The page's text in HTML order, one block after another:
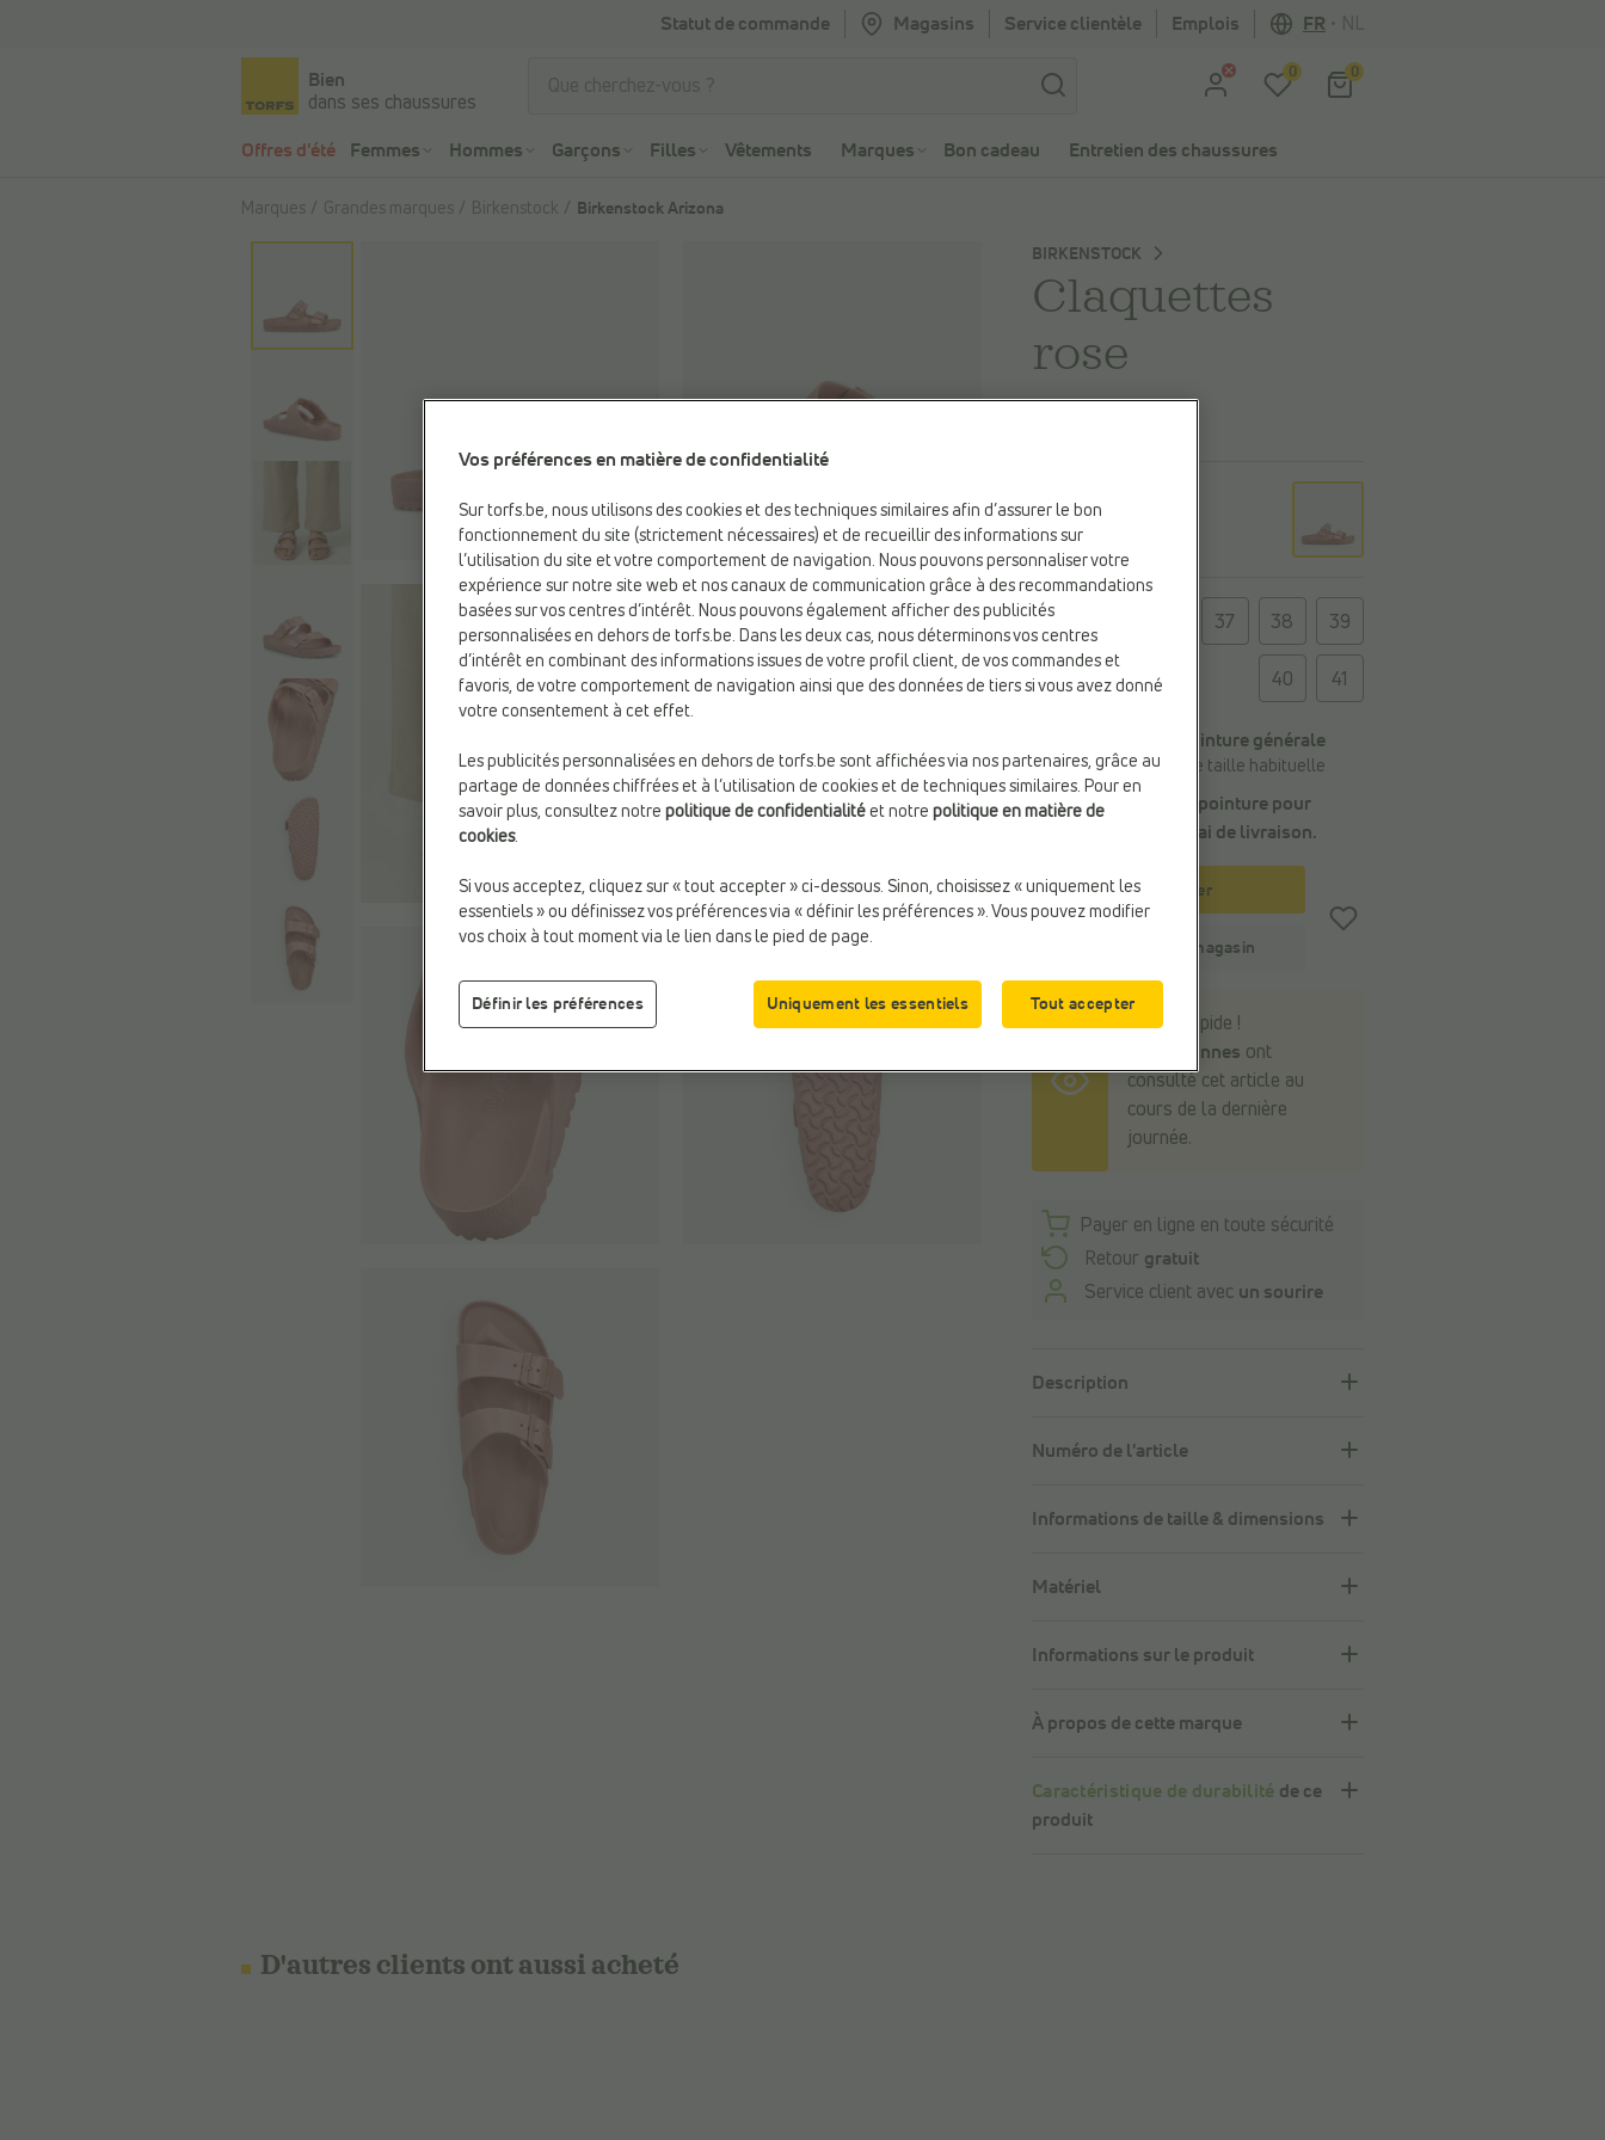
Statut de commande Magasins Service clientèle Emplois FR
Bien
dans ses chaussures
0 0
Offres d'été Femmes Hommes Garçons Filles Vêtements Marques Bon cadeau Entretien des chaussures
Marques Grandes marques Birkenstock Birkenstock Arizona
BIRKENSTOCK
Claquettes
rose
Taille
37 38 39
40 41
Conseil de la pointure générale
Commandez votre taille habituelle
Choisissez une pointure pour
le délai de livraison.
Panier
Stock du magasin
Soyez rapide !
22 personnes ont
consulté cet article au
cours de la dernière
journée.
Payer en ligne en toute sécurité
Retour gratuit
Service client avec un sourire
Description
Numéro de l'article
Informations de taille & dimensions
Matériel
Informations sur le produit
À propos de cette marque
Caractéristique de durabilité de ce
produit
D'autres clients ont aussi acheté
Vos préférences en matière de confidentialité
Sur torfs.be, nous utilisons des cookies et des techniques similaires afin d’assurer le bon
fonctionnement du site (strictement nécessaires) et de recueillir des informations sur
l’utilisation du site et votre comportement de navigation. Nous pouvons personnaliser votre
expérience sur notre site web et nos canaux de communication grâce à des recommandations
basées sur vos centres d’intérêt. Nous pouvons également afficher des publicités
personnalisées en dehors de torfs.be. Dans les deux cas, nous déterminons vos centres
d’intérêt en combinant des informations issues de votre profil client, de vos commandes et
favoris, de votre comportement de navigation ainsi que des données de tiers si vous avez donné
votre consentement à cet effet.
Les publicités personnalisées en dehors de torfs.be sont affichées via nos partenaires, grâce au
partage de données chiffrées et à l’utilisation de cookies et de techniques similaires. Pour en
savoir plus, consultez notre politique de confidentialité et notre politique en matière de
cookies.
Si vous acceptez, cliquez sur « tout accepter » ci-dessous. Sinon, choisissez « uniquement les
essentiels » ou définissez vos préférences via « définir les préférences ». Vous pouvez modifier
vos choix à tout moment via le lien dans le pied de page.
Définir les préférences Uniquement les essentiels Tout accepter